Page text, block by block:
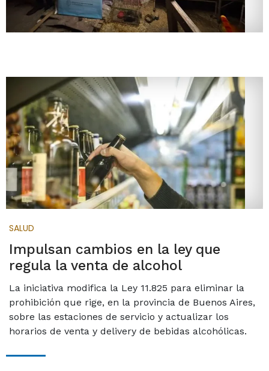
SALUD
Impulsan cambios en la ley que
regula la venta de alcohol
La iniciativa modifica la Ley 11.825 para eliminar la
prohibición que rige, en la provincia de Buenos Aires,
sobre las estaciones de servicio y actualizar los
horarios de venta y delivery de bebidas alcohólicas.